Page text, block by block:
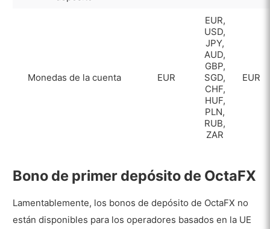
Monedas de la cuenta EUR
EUR,
USD,
JPY,
AUD,
GBP,
SGD,
CHF,
HUF,
PLN,
RUB,
ZAR
EUR
Bono de primer depósito de OctaFX
Lamentablemente, los bonos de depósito de OctaFX no
están disponibles para los operadores basados en la UE